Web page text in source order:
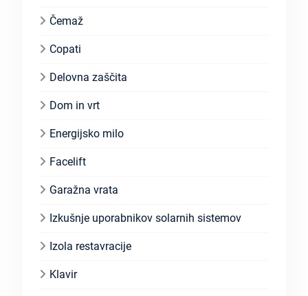
Čemaž
Copati
Delovna zaščita
Dom in vrt
Energijsko milo
Facelift
Garažna vrata
Izkušnje uporabnikov solarnih sistemov
Izola restavracije
Klavir